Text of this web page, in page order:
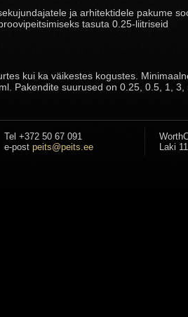
ja arhitektidele pakume
tasuta 0.25-liitriseid
kui ka väikestes kogustes.
Pakendite suurused on 0.25, 0.5, 1, 3,
Tel +372 50 67 091
e-post peits@peits.ee
Laki